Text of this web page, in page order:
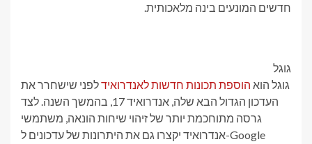
חדשים המונעים בינה מלאכותית.
גוגל
גוגל הוא הוספת תכונות חדשות לאנדרואידלפני שישחרר את
העדכון הגדול הבא שלה, אנדרואיד 17, בהמשך השנה. לצד
גרסה מתוחכמת יותר של זיהוי שיחות הונאה, משתמשי
אנדרואיד יקצרו גם את היתרונות של עדכונים ל-Google